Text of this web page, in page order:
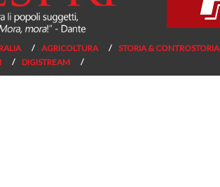
AGRICOLTURA
STORIA & CONTROSTORIA
DIGISTREAM